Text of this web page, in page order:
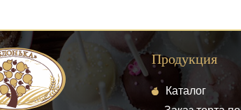
Продукция
Каталог